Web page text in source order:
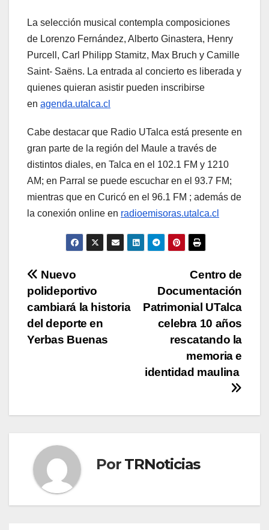
La selección musical contempla composiciones
de Lorenzo Fernández, Alberto Ginastera, Henry
Purcell, Carl Philipp Stamitz, Max Bruch y Camille
Saint- Saëns. La entrada al concierto es liberada y
quienes quieran asistir pueden inscribirse
en agenda.utalca.cl
Cabe destacar que Radio UTalca está presente en
gran parte de la región del Maule a través de
distintos diales, en Talca en el 102.1 FM y 1210
AM; en Parral se puede escuchar en el 93.7 FM;
mientras que en Curicó en el 96.1 FM ; además de
la conexión online en radioemisoras.utalca.cl
Navegación
de
entradas
Centro de
Documentación
Patrimonial UTalca
celebra 10 años
rescatando la
memoria e
identidad maulina
Nuevo
polideportivo
cambiará la historia
del deporte en
Yerbas Buenas
Por TRNoticias